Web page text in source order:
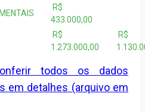
R$
433.000,00
R$
1.273.000,00
R$
todos os dados
em detalhes (arquivo em